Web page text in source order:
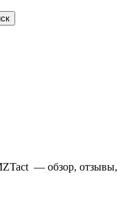
— обзор, отзывы,